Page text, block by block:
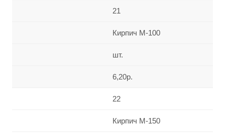
21
Кирпич М-100
шт.
6,20р.
22
Кирпич М-150